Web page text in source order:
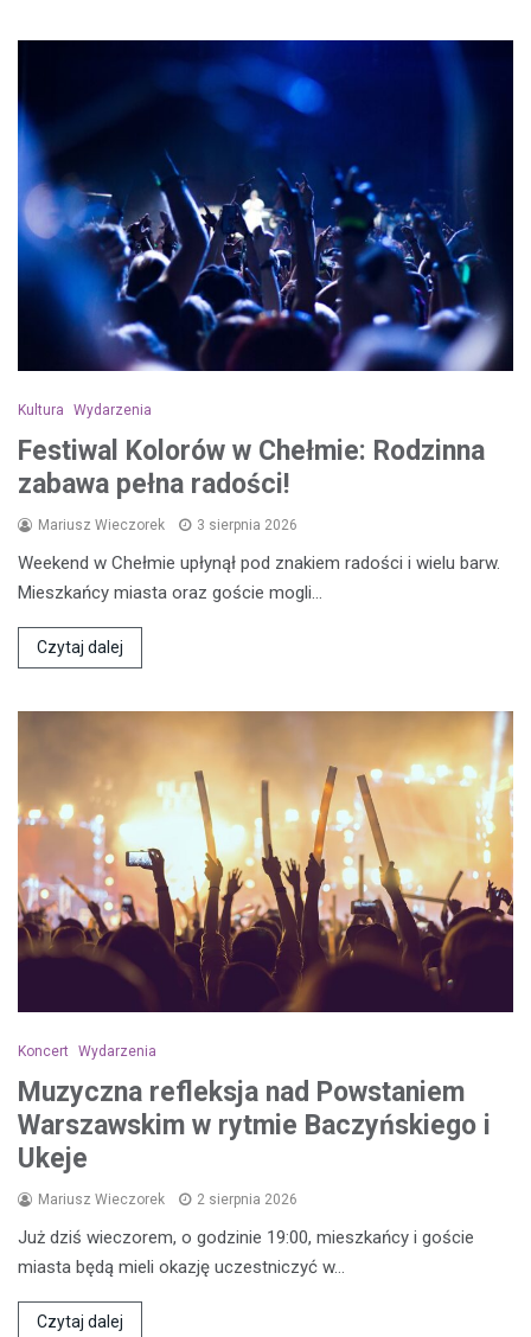
Kultura Wydarzenia
Festiwal Kolorów w Chełmie: Rodzinna
zabawa pełna radości!
Mariusz Wieczorek 3 sierpnia 2026
Weekend w Chełmie upłynął pod znakiem radości i wielu barw.
Mieszkańcy miasta oraz goście mogli…
Czytaj dalej
Koncert Wydarzenia
Muzyczna refleksja nad Powstaniem
Warszawskim w rytmie Baczyńskiego i
Ukeje
Mariusz Wieczorek 2 sierpnia 2026
Już dziś wieczorem, o godzinie 19:00, mieszkańcy i goście
miasta będą mieli okazję uczestniczyć w…
Czytaj dalej